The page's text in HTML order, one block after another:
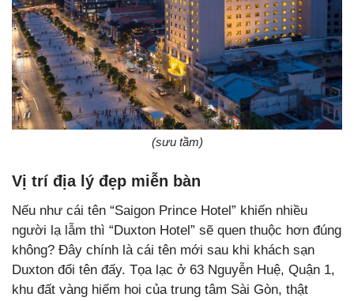
(sưu tầm)
Vị trí địa lý đẹp miễn bàn
Nếu như cái tên “Saigon Prince Hotel” khiến nhiều
người lạ lẫm thì “Duxton Hotel” sẽ quen thuộc hơn đúng
không? Đây chính là cái tên mới sau khi khách sạn
Duxton đổi tên đấy. Tọa lạc ở 63 Nguyễn Huệ, Quận 1,
khu đất vàng hiếm hoi của trung tâm Sài Gòn, thật